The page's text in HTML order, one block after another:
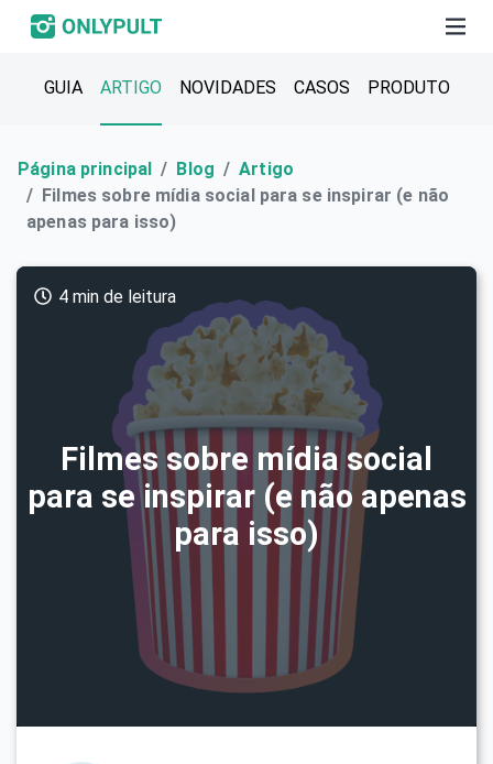
GUIA ARTIGO NOVIDADES CASOS PRODUTO
Página principal Blog
Artigo
Filmes sobre mídia social para se inspirar (e não
apenas para isso)
Filmes sobre mídia social
para se inspirar (e não apenas
para isso)
4 min de leitura